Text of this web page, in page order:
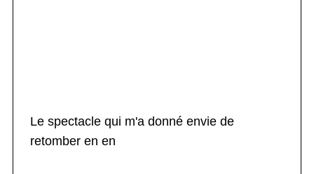
Le spectacle qui m'a donné envie de
retomber en en